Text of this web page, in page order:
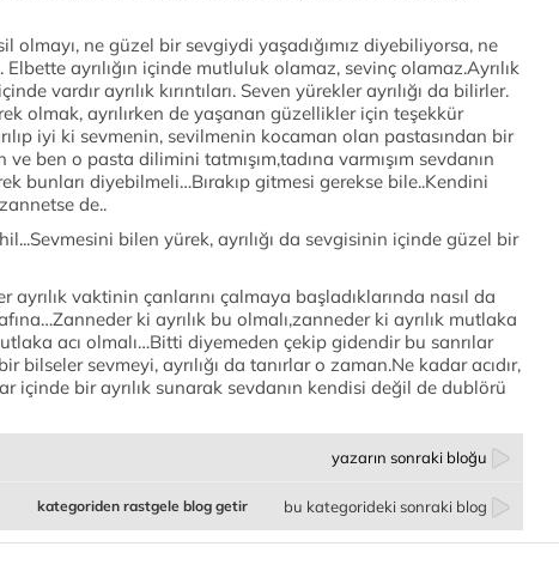
olmayı, ne güzel bir sevgiydi yaşadığımız diyebiliyorsa, ne
Elbette ayrılığın içinde mutluluk olamaz, sevinç olamaz.Ayrılık
vardır ayrılık kırıntıları. Seven yürekler ayrılığı da bilirler.
olmak, ayrılırken de yaşanan güzellikler için teşekkür
iyi ki sevmenin, sevilmenin kocaman olan pastasından bir
ben o pasta dilimini tatmışım,tadına varmışım sevdanın
bunları diyebilmeli…Bırakıp gitmesi gerekse bile..Kendini
de..
bilen yürek, ayrılığı da sevgisinin içinde güzel bir
vaktinin çanlarını çalmaya başladıklarında nasıl da
ki ayrılık bu olmalı,zanneder ki ayrılık mutlaka
acı olmalı…Bitti diyemeden çekip gidendir bu sanrılar
bilseler sevmeyi, ayrılığı da tanırlar o zaman.Ne kadar acıdır,
içinde bir ayrılık sunarak sevdanın kendisi değil de dublörü
yazarın sonraki bloğu
bu kategorideki sonraki blog
kategoriden rastgele blog getir